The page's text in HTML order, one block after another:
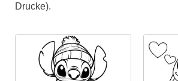
Drucke).